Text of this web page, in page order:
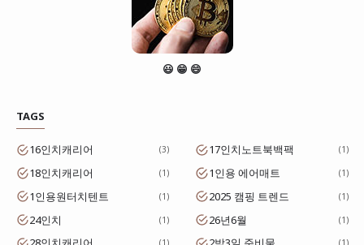
😃 😁 😄
TAGS
16인치캐리어 3 17인치노트북백팩 1
18인치캐리어 1 1인용 에어매트 1
1인용원터치텐트 1 2025 캠핑 트렌드 1
24인치 1 26년6월 1